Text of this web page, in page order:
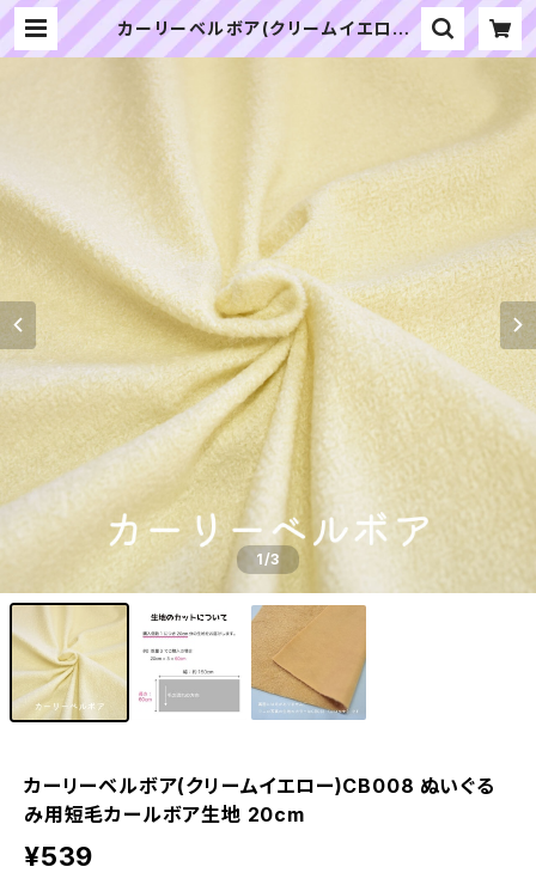
カーリーベルボア(クリームイエロー)
CB008 ぬいぐるみ用短毛カールボ
さん｜「ぬい」の布地・材料の通販専門
店
1/3
カーリーベルボア(クリームイエロー)CB008 ぬいぐる
み用短毛カールボア生地 20cm
¥539